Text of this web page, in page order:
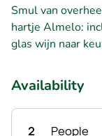
Smul van
hartje Almelo:
glas wijn naar
Availability
2 People